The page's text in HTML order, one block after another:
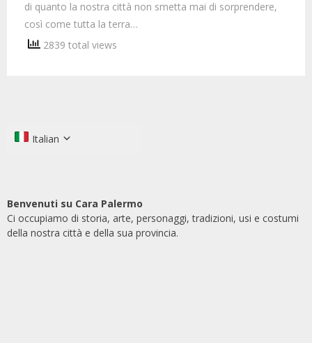
di quanto la nostra città non smetta mai di sorprendere,
così come tutta la terra…
2839 total views
Italian
Benvenuti su Cara Palermo
Ci occupiamo di storia, arte, personaggi, tradizioni, usi e costumi
della nostra città e della sua provincia.